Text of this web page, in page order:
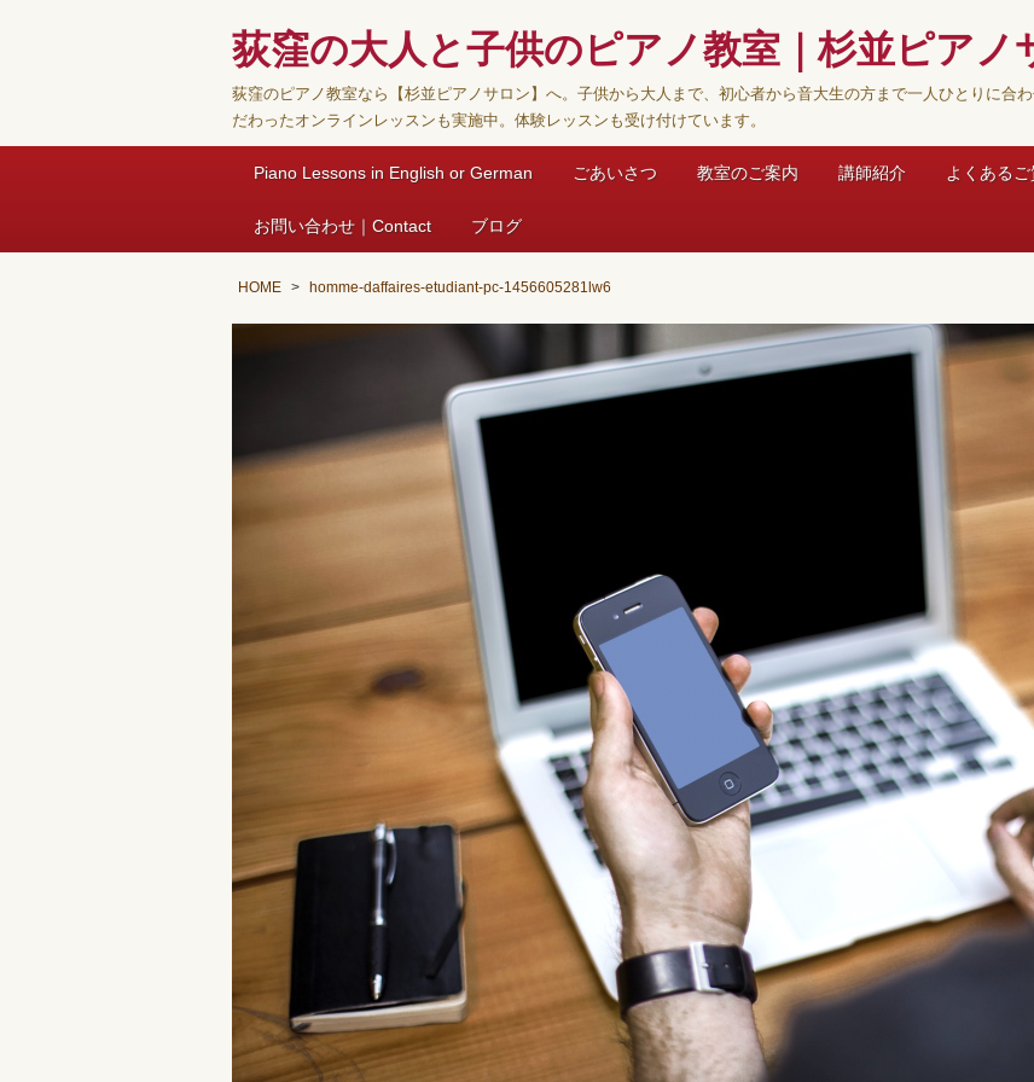
荻窪の大人と子供のピアノ教室｜杉並ピアノ
荻窪のピアノ教室なら【杉並ピアノサロン】へ。子供から大人まで、初心者から音大生の方まで一人ひとりに合
だわったオンラインレッスンも実施中。体験レッスンも受け付けています。
Piano Lessons in English or German ごあいさつ 教室のご案内 講師紹介 よくある
お問い合わせ｜Contact ブログ
HOME homme-daffaires-etudiant-pc-1456605281lw6